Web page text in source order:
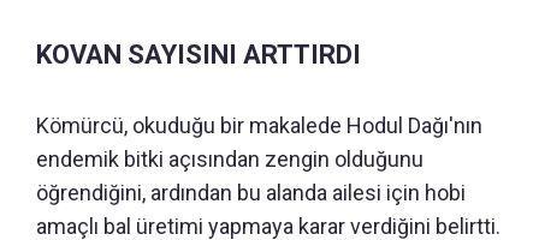
KOVAN SAYISINI ARTTIRDI
Kömürcü, okuduğu bir makalede Hodul Dağı'nın
endemik bitki açısından zengin olduğunu
öğrendiğini, ardından bu alanda ailesi için hobi
amaçlı bal üretimi yapmaya karar verdiğini belirtti.